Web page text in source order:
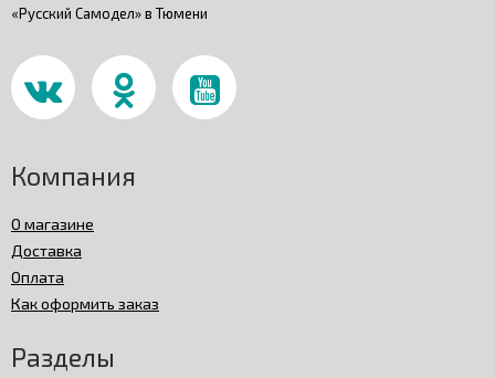
«Русский Самодел» в Тюмени
Компания
О магазине
Доставка
Оплата
Как оформить заказ
Разделы